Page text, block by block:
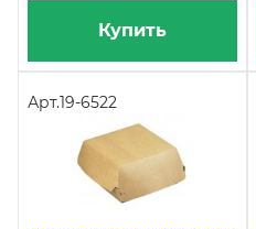
Купить
Арт.19-6522